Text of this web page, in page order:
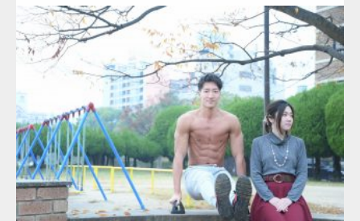
Update:2021.07.6
Category:公園のマッチョ その他 AKIHITO(細マッチョ) 腹筋
ダウンロード